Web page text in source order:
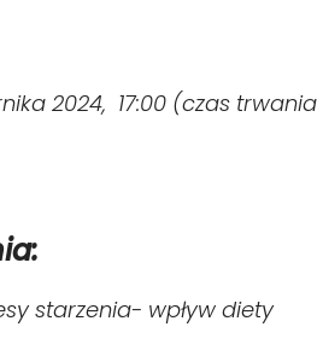
2024, 17:00 (czas trwania
starzenia- wpływ diety